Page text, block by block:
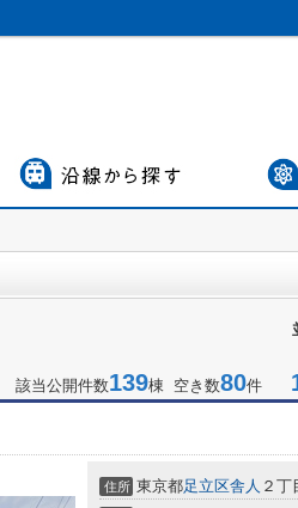
該当公開件数139棟 空き数80件
住所 東京都足立区舎人 ２丁